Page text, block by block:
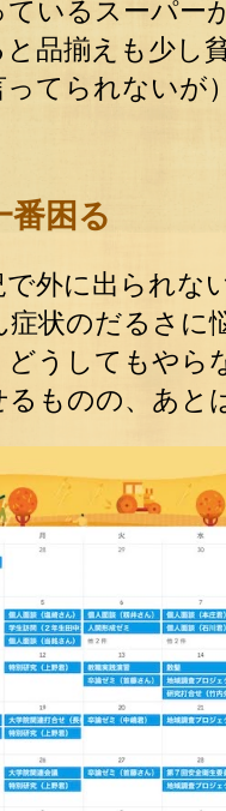
ているスーパー
と品揃えも少し
てられないが
番困る
外に出られな
症状のだるさに
どうしてもやら
ものの、あと